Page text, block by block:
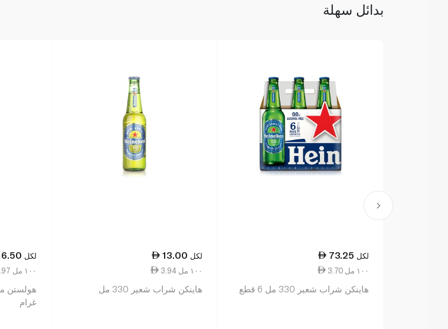
بدائل سهلة
73.25 لكل
3.70 ١٠٠ مل
هاينكن شراب شعير 330 مل 6 قطع
13.00 لكل
3.94 ١٠٠ مل
هاينكن شراب شعير 330 مل
6.50 لكل
1.97 ١٠٠ مل
غرام